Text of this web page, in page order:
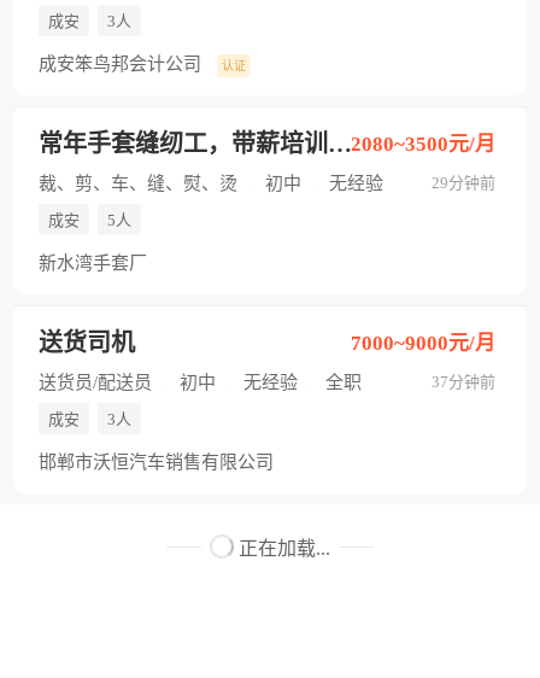
成安 3人
成安笨鸟邦会计公司 认证
常年手套缝纫工，带薪培训。当月开支
29分钟前
2080~3500元/月
裁、剪、车、缝、熨、烫 初中
无经验
全职
成安 5人
新水湾手套厂
送货司机
37分钟前
7000~9000元/月
送货员/配送员 初中 无经验 全职
成安 3人
邯郸市沃恒汽车销售有限公司
正在加载...